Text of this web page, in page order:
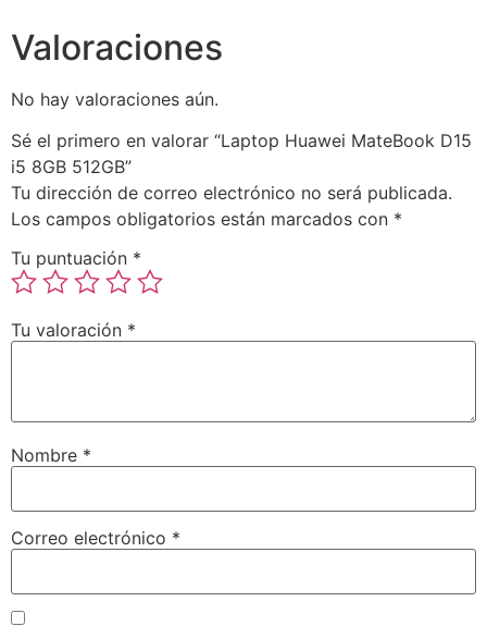
Valoraciones
No hay valoraciones aún.
Sé el primero en valorar “Laptop Huawei MateBook D15
i5 8GB 512GB”
Tu dirección de correo electrónico no será publicada.
Los campos obligatorios están marcados con *
Tu puntuación *
Tu valoración *
Nombre *
Correo electrónico *